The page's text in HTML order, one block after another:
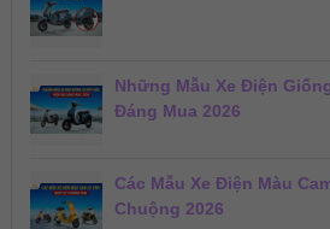
Những Mẫu Xe Điện
Đáng Mua 2026
Các Mẫu Xe Điện Màu
Chuộng 2026